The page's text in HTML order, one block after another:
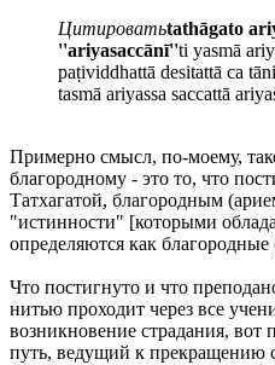
Цитироватьtathāgato
''ariyasaccānī''ti yasmā
paṭividdhattā desitattā ca
tasmā ariyassa saccattā
Примерно смысл, по-моему,
благородному - это то, что
Татхагатой, благородным
"истинности" [которыми
определяются как
Что постигнуто и что
нитью проходит через все
возникновение страдания, вот
путь, ведущий к прекращению